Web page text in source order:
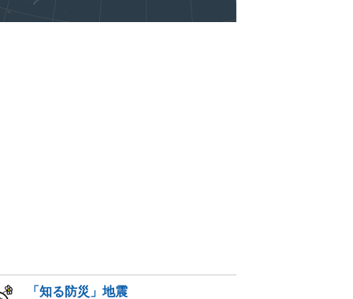
「知る防災」地震